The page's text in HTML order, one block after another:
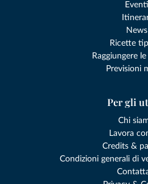
Eventi
News
Ricette
Raggiungere
Previsioni
Per gli
Chi
Lavora
Credits &
Condizioni generali di